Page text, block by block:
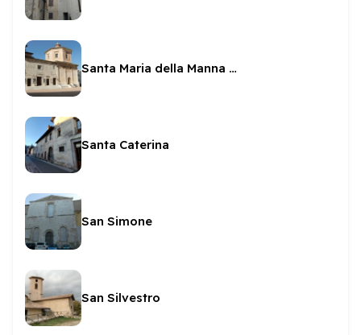
Santa Maria della Manna d'Oro
Santa Caterina
San Simone
San Silvestro